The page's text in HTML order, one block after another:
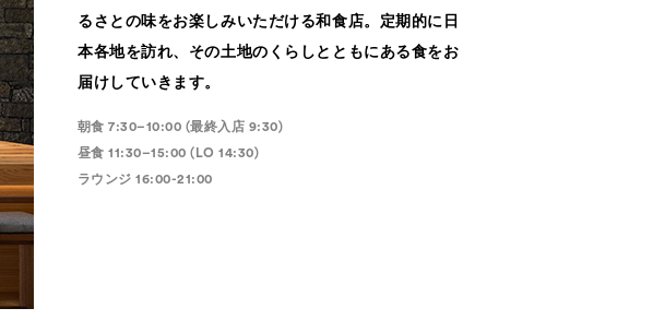
るさとの味をお楽しみいただける和食店。定期的に日
本各地を訪れ、その土地のくらしとともにある食をお
届けしていきます。
朝食 7:30–10:00 (最終入店 9:30)
昼食 11:30–15:00 (LO 14:30)
ラウンジ 16:00-21:00